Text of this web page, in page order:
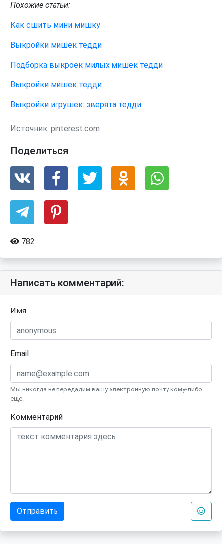
Похожие статьи:
Как сшить мини мишку
Выкройки мишек тедди
Подборка выкроек милых мишек тедди
Выкройки мишек тедди
Выкройки игрушек: зверята тедди
Источник: pinterest.com
Поделиться
782
Написать комментарий:
Имя
Email
Мы никогда не передадим вашу электронную почту кому-либо
еще.
Комментарий
Отправить